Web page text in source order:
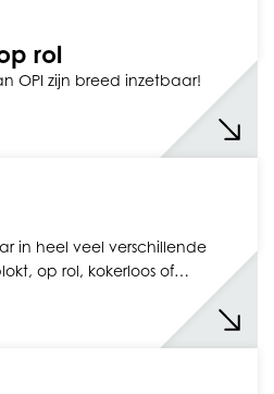
rol
OPI zijn breed inzetbaar!
in heel veel verschillende
op rol, kokerloos of…